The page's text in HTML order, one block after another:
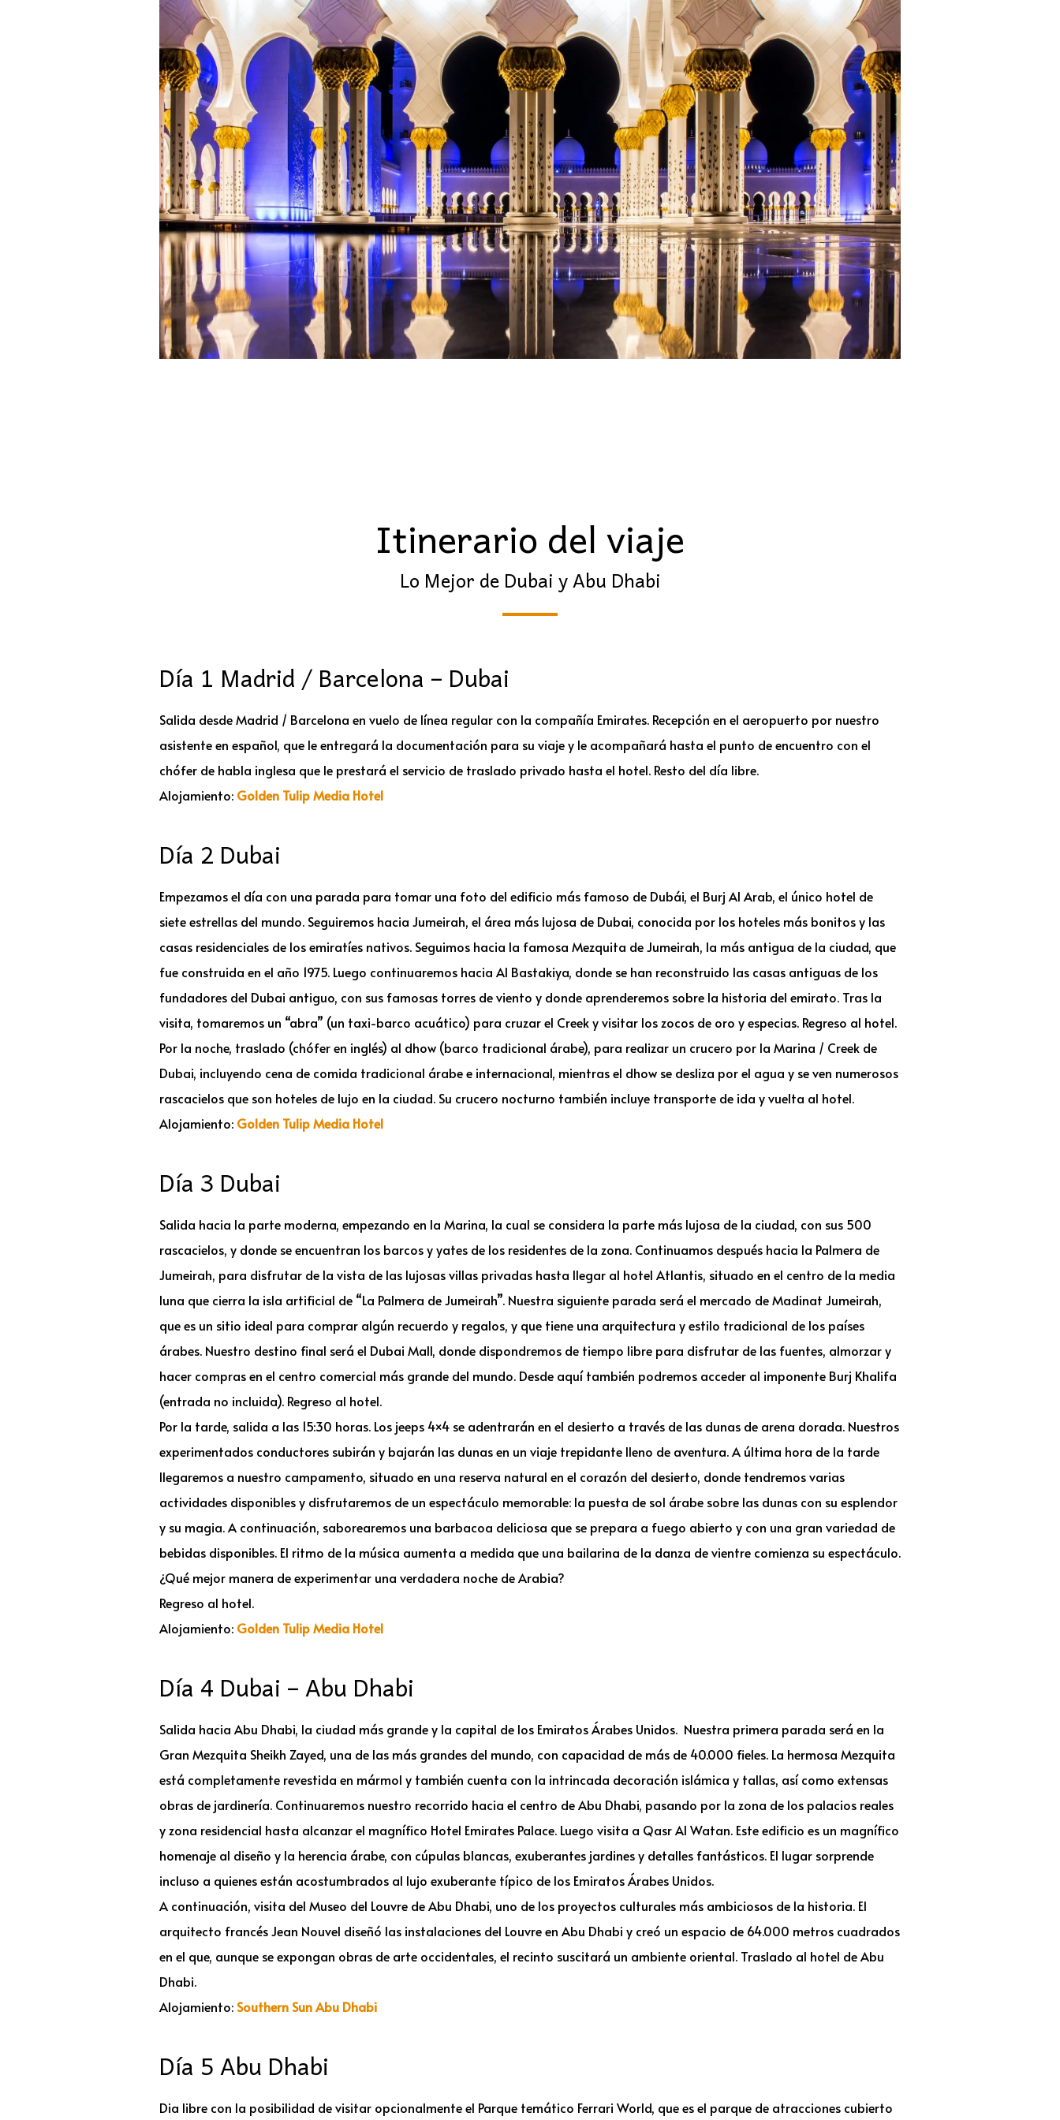
Itinerario del viaje
Lo Mejor de Dubai y Abu Dhabi
Día 1 Madrid / Barcelona – Dubai
Salida desde Madrid / Barcelona en vuelo de línea regular con la compañía Emirates. Recepción en el aeropuerto por nuestro
asistente en español, que le entregará la documentación para su viaje y le acompañará hasta el punto de encuentro con el
chófer de habla inglesa que le prestará el servicio de traslado privado hasta el hotel. Resto del día libre.
Alojamiento: Golden Tulip Media Hotel
Día 2 Dubai
Empezamos el día con una parada para tomar una foto del edificio más famoso de Dubái, el Burj Al Arab, el único hotel de
siete estrellas del mundo. Seguiremos hacia Jumeirah, el área más lujosa de Dubai, conocida por los hoteles más bonitos y las
casas residenciales de los emiratíes nativos. Seguimos hacia la famosa Mezquita de Jumeirah, la más antigua de la ciudad, que
fue construida en el año 1975. Luego continuaremos hacia Al Bastakiya, donde se han reconstruido las casas antiguas de los
fundadores del Dubai antiguo, con sus famosas torres de viento y donde aprenderemos sobre la historia del emirato. Tras la
visita, tomaremos un “abra” (un taxi-barco acuático) para cruzar el Creek y visitar los zocos de oro y especias. Regreso al hotel.
Por la noche, traslado (chófer en inglés) al dhow (barco tradicional árabe), para realizar un crucero por la Marina / Creek de
Dubai, incluyendo cena de comida tradicional árabe e internacional, mientras el dhow se desliza por el agua y se ven numerosos
rascacielos que son hoteles de lujo en la ciudad. Su crucero nocturno también incluye transporte de ida y vuelta al hotel.
Alojamiento: Golden Tulip Media Hotel
Día 3 Dubai
Salida hacia la parte moderna, empezando en la Marina, la cual se considera la parte más lujosa de la ciudad, con sus 500
rascacielos, y donde se encuentran los barcos y yates de los residentes de la zona. Continuamos después hacia la Palmera de
Jumeirah, para disfrutar de la vista de las lujosas villas privadas hasta llegar al hotel Atlantis, situado en el centro de la media
luna que cierra la isla artificial de “La Palmera de Jumeirah”. Nuestra siguiente parada será el mercado de Madinat Jumeirah,
que es un sitio ideal para comprar algún recuerdo y regalos, y que tiene una arquitectura y estilo tradicional de los países
árabes. Nuestro destino final será el Dubai Mall, donde dispondremos de tiempo libre para disfrutar de las fuentes, almorzar y
hacer compras en el centro comercial más grande del mundo. Desde aquí también podremos acceder al imponente Burj Khalifa
(entrada no incluida). Regreso al hotel.
Por la tarde, salida a las 15:30 horas. Los jeeps 4×4 se adentrarán en el desierto a través de las dunas de arena dorada. Nuestros
experimentados conductores subirán y bajarán las dunas en un viaje trepidante lleno de aventura. A última hora de la tarde
llegaremos a nuestro campamento, situado en una reserva natural en el corazón del desierto, donde tendremos varias
actividades disponibles y disfrutaremos de un espectáculo memorable: la puesta de sol árabe sobre las dunas con su esplendor
y su magia. A continuación, saborearemos una barbacoa deliciosa que se prepara a fuego abierto y con una gran variedad de
bebidas disponibles. El ritmo de la música aumenta a medida que una bailarina de la danza de vientre comienza su espectáculo.
¿Qué mejor manera de experimentar una verdadera noche de Arabia?
Regreso al hotel.
Alojamiento: Golden Tulip Media Hotel
Día 4 Dubai – Abu Dhabi
Salida hacia Abu Dhabi, la ciudad más grande y la capital de los Emiratos Árabes Unidos. Nuestra primera parada será en la
Gran Mezquita Sheikh Zayed, una de las más grandes del mundo, con capacidad de más de 40.000 fieles. La hermosa Mezquita
está completamente revestida en mármol y también cuenta con la intrincada decoración islámica y tallas, así como extensas
obras de jardinería. Continuaremos nuestro recorrido hacia el centro de Abu Dhabi, pasando por la zona de los palacios reales
y zona residencial hasta alcanzar el magnífico Hotel Emirates Palace. Luego visita a Qasr Al Watan. Este edificio es un magnífico
homenaje al diseño y la herencia árabe, con cúpulas blancas, exuberantes jardines y detalles fantásticos. El lugar sorprende
incluso a quienes están acostumbrados al lujo exuberante típico de los Emiratos Árabes Unidos.
A continuación, visita del Museo del Louvre de Abu Dhabi, uno de los proyectos culturales más ambiciosos de la historia. El
arquitecto francés Jean Nouvel diseñó las instalaciones del Louvre en Abu Dhabi y creó un espacio de 64.000 metros cuadrados
en el que, aunque se expongan obras de arte occidentales, el recinto suscitará un ambiente oriental. Traslado al hotel de Abu
Dhabi.
Alojamiento:Southern Sun Abu Dhabi
Día 5 Abu Dhabi
Dia libre con la posibilidad de visitar opcionalmente el Parque temático Ferrari World, que es el parque de atracciones cubierto